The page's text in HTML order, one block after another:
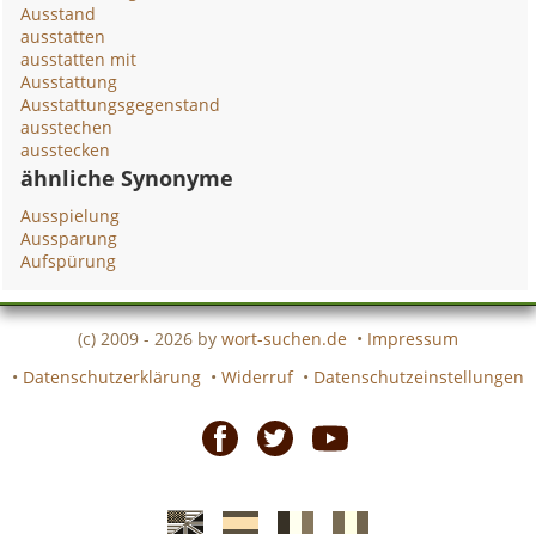
Ausstand
ausstatten
ausstatten mit
Ausstattung
Ausstattungsgegenstand
ausstechen
ausstecken
ähnliche Synonyme
Ausspielung
Aussparung
Aufspürung
(c) 2009 - 2026 by wort-suchen.de • Impressum
• Datenschutzerklärung • Widerruf • Datenschutzeinstellungen